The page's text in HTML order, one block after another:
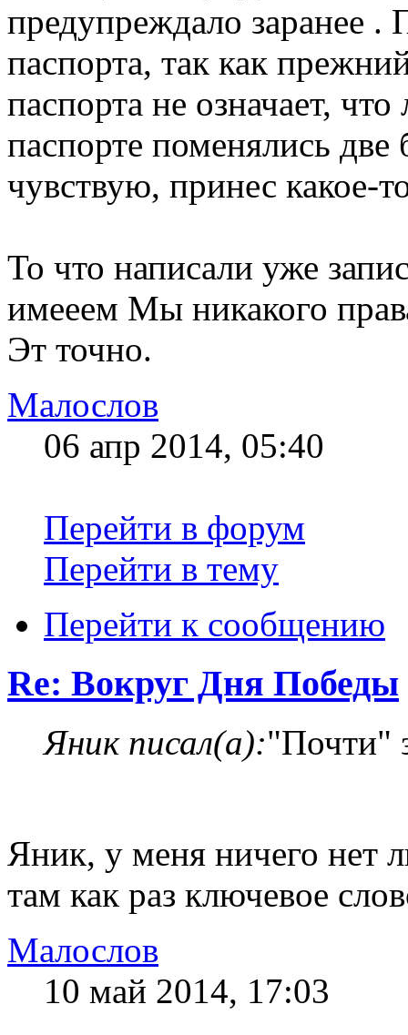
предупреждало заранее .
паспорта, так как
паспорта не означает,
паспорте поменялись
чувствую, принес какое-
То что написали уже
имееем Мы никакого
Эт точно.
Малослов
06 апр 2014, 05:40
Перейти в форум
Перейти в тему
Перейти к сообщению
Re: Вокруг Дня Победы
Яник писал(а):"Почти"
Яник, у меня ничего нет
там как раз ключевое
Малослов
10 май 2014, 17:03